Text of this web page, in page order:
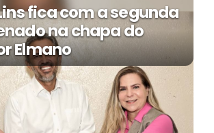
fica com a segunda
na chapa do
Elmano